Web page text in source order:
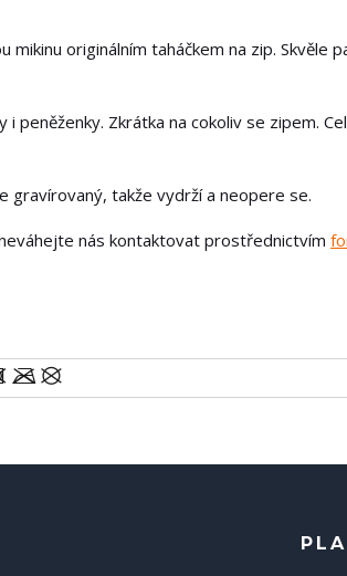
originálním taháčkem na zip. Skvěle
peněženky. Zkrátka na cokoliv se zipem.
gravírovaný, takže vydrží a neopere se.
nás kontaktovat prostřednictvím